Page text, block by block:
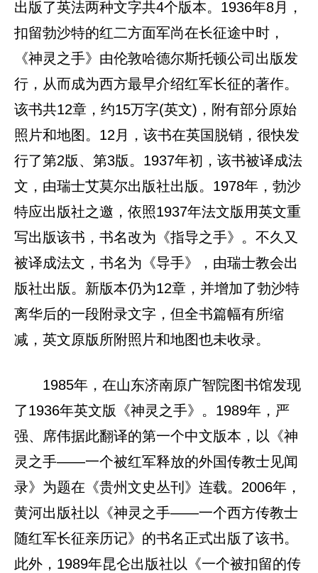
出版了英法两种文字共4个版本。1936年8月，
扣留勃沙特的红二方面军尚在长征途中时，
《神灵之手》由伦敦哈德尔斯托顿公司出版发
行，从而成为西方最早介绍红军长征的著作。
该书共12章，约15万字(英文)，附有部分原始
照片和地图。12月，该书在英国脱销，很快发
行了第2版、第3版。1937年初，该书被译成法
文，由瑞士艾莫尔出版社出版。1978年，勃沙
特应出版社之邀，依照1937年法文版用英文重
写出版该书，书名改为《指导之手》。不久又
被译成法文，书名为《导手》，由瑞士教会出
版社出版。新版本仍为12章，并增加了勃沙特
离华后的一段附录文字，但全书篇幅有所缩
减，英文原版所附照片和地图也未收录。
1985年，在山东济南原广智院图书馆发现
了1936年英文版《神灵之手》。1989年，严
强、席伟据此翻译的第一个中文版本，以《神
灵之手——一个被红军释放的外国传教士见闻
录》为题在《贵州文史丛刊》连载。2006年，
黄河出版社以《神灵之手——一个西方传教士
随红军长征亲历记》的书名正式出版了该书。
此外，1989年昆仑出版社以《一个被扣留的传